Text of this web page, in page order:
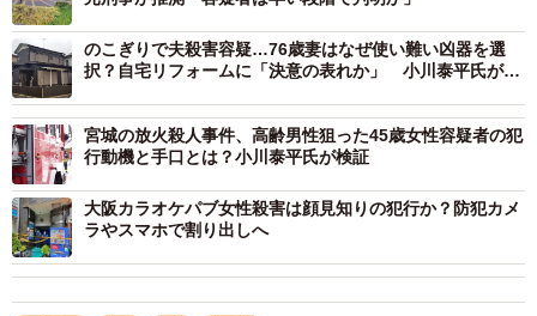
のこぎりで夫殺害容疑…76歳妻はなぜ使い難い凶器を選
択？自宅リフォームに「決意の表れか」 小川泰平氏が解
宮城の放火殺人事件、高齢男性狙った45歳女性容疑者の犯
行動機と手口とは？小川泰平氏が検証
大阪カラオケパブ女性殺害は顔見知りの犯行か？防犯カメ
ラやスマホで割り出しへ